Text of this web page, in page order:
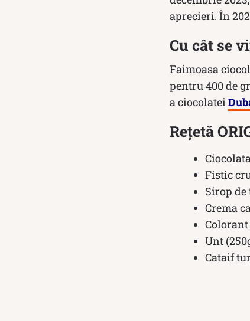
aprecieri. În
Cu cât se
Faimoasa
pentru 400 de
a ciocolatei
Rețetă
Fistic
Sirop
Crema
Unt
Cataif